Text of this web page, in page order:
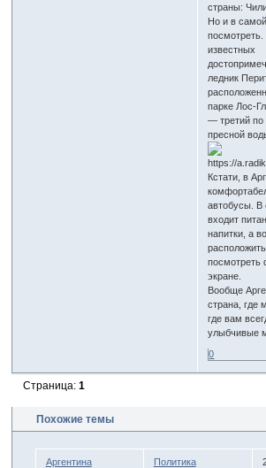
страны:
Но и в
известных
ледник
парке Лос-
— третий по
пресной
Кстати, в
автобусы. В
входит
напитки, а
посмотреть
экране.
Вообще
страна, где
где вам
улыбчивые
0
Страница: 1
Похожие темы
Аргентина Политика